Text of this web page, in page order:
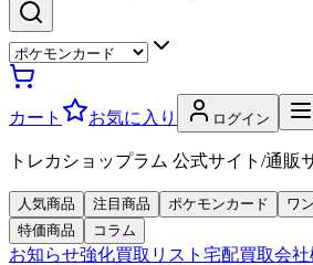
カート お気に入り ログイン
トレカショップラム 公式サイト/通販
人気商品 注目商品 ポケモンカード ワ
特価商品
コラム
お知らせ強化買取リスト 宅配買取会